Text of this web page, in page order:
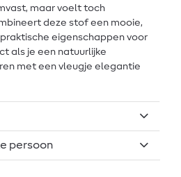
maar voelt toch
deze stof een mooie,
eigenschappen voor
als je een natuurlijke
met een vleugje elegantie
persoon